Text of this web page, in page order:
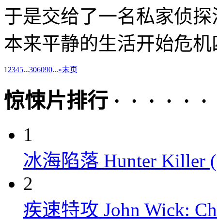
于是交给了一名私家侦
本来平静的生活开始危
1 2345...306090...»末页
惊悚片排行 · · · · · ·
1
冰海陷落 Hunter Killer
2
疾速特攻 John Wick: